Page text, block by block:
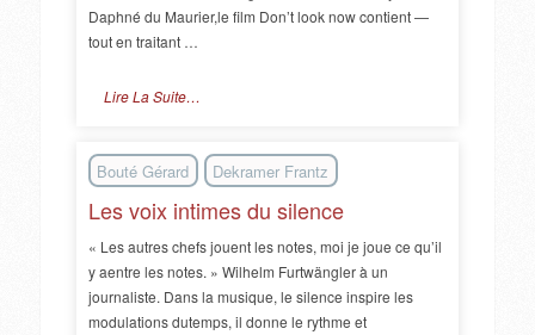
Daphné du Maurier,le film Don’t look now contient —
tout en traitant …
Lire La Suite…
Bouté Gérard Dekramer Frantz
Les voix intimes du silence
« Les autres chefs jouent les notes, moi je joue ce qu’il
y aentre les notes. » Wilhelm Furtwängler à un
journaliste. Dans la musique, le silence inspire les
modulations dutemps, il donne le rythme et